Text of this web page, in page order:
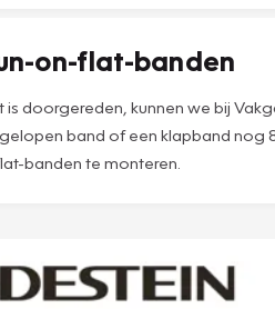
on-flat-banden
is doorgereden, kunnen we bij
band of een klapband
banden te monteren.